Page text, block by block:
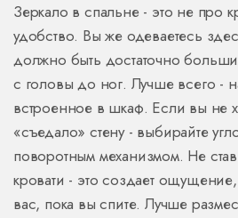
Зеркало в спальне - это не про
удобство. Вы же одеваетесь
должно быть достаточно
с головы до ног. Лучше всего -
встроенное в шкаф. Если вы не
«съедало» стену - выбирайте
поворотным механизмом. Не
кровати - это создает ощущение,
вас, пока вы спите. Лучше